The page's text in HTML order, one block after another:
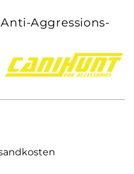
Aggressions-